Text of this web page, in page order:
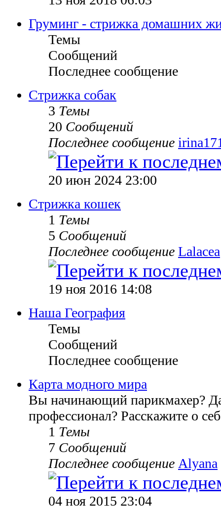
Груминг - стрижка домашних
Темы
Сообщений
Последнее сообщение
Стрижка собак
3 Темы
20 Сообщений
Последнее сообщение
20 июн 2024 23:00
Стрижка кошек
1 Темы
5 Сообщений
Последнее сообщение Lalacea
19 ноя 2016 14:08
Наша География
Темы
Сообщений
Последнее сообщение
Карта модного мира
Вы начинающий парикмахер?
профессионал? Расскажите о
1 Темы
7 Сообщений
Последнее сообщение Alyana
04 ноя 2015 23:04